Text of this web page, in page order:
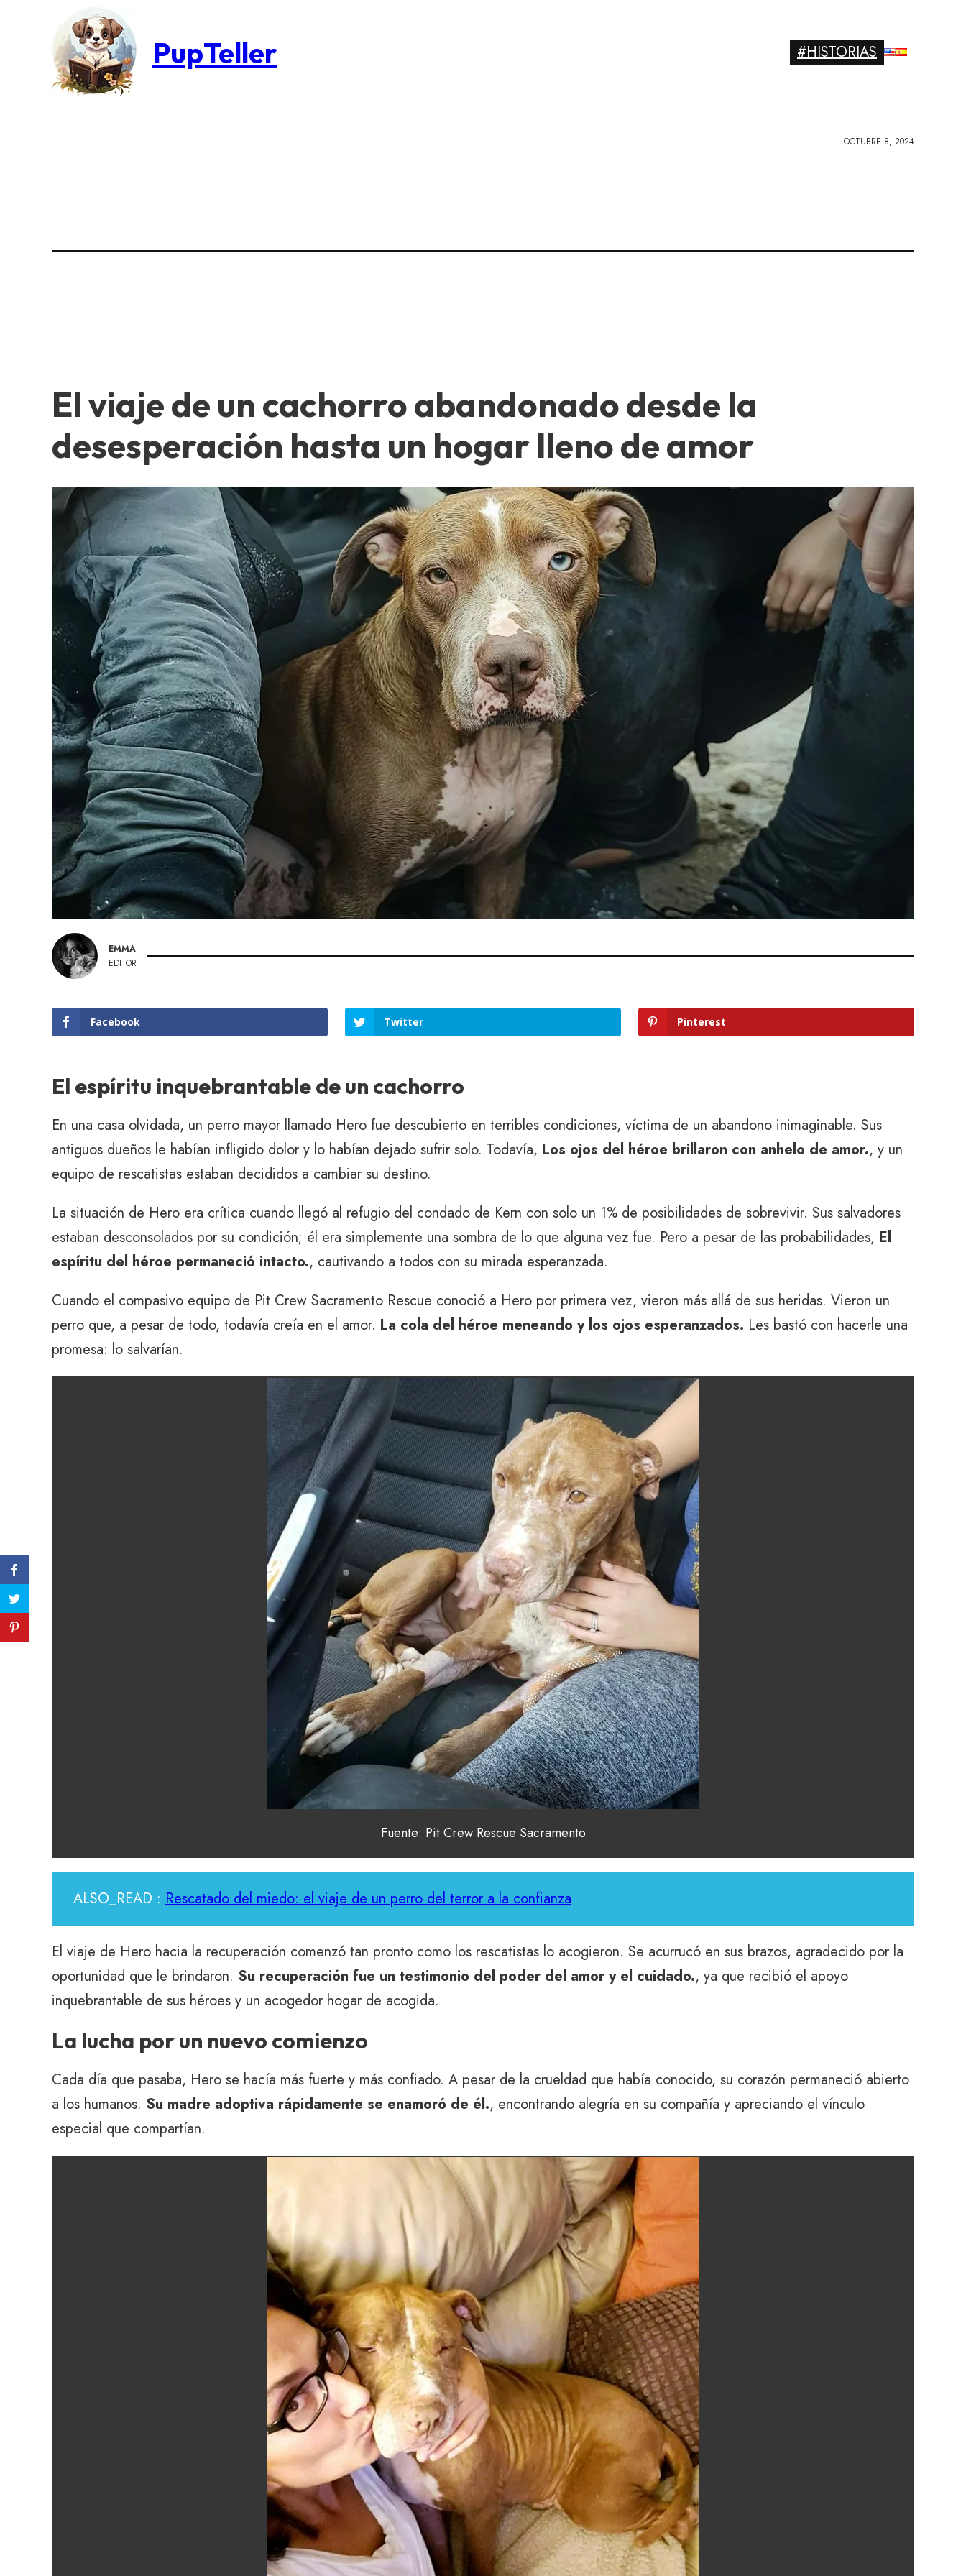
PupTeller #HISTORIAS
OCTUBRE 8, 2024
El viaje de un cachorro abandonado desde la
desesperación hasta un hogar lleno de amor
EMMA
EDITOR
Facebook Twitter Pinterest
El espíritu inquebrantable de un cachorro
En una casa olvidada, un perro mayor llamado Hero fue descubierto en terribles condiciones, víctima de un abandono inimaginable. Sus
antiguos dueños le habían infligido dolor y lo habían dejado sufrir solo. Todavía, Los ojos del héroe brillaron con anhelo de amor., y un
equipo de rescatistas estaban decididos a cambiar su destino.
La situación de Hero era crítica cuando llegó al refugio del condado de Kern con solo un 1% de posibilidades de sobrevivir. Sus salvadores
estaban desconsolados por su condición; él era simplemente una sombra de lo que alguna vez fue. Pero a pesar de las probabilidades, El
espíritu del héroe permaneció intacto., cautivando a todos con su mirada esperanzada.
Cuando el compasivo equipo de Pit Crew Sacramento Rescue conoció a Hero por primera vez, vieron más allá de sus heridas. Vieron un
perro que, a pesar de todo, todavía creía en el amor. La cola del héroe meneando y los ojos esperanzados. Les bastó con hacerle una
promesa: lo salvarían.
Fuente: Pit Crew Rescue Sacramento
ALSO_READ : Rescatado del miedo: el viaje de un perro del terror a la confianza
El viaje de Hero hacia la recuperación comenzó tan pronto como los rescatistas lo acogieron. Se acurrucó en sus brazos, agradecido por la
oportunidad que le brindaron. Su recuperación fue un testimonio del poder del amor y el cuidado., ya que recibió el apoyo
inquebrantable de sus héroes y un acogedor hogar de acogida.
La lucha por un nuevo comienzo
Cada día que pasaba, Hero se hacía más fuerte y más confiado. A pesar de la crueldad que había conocido, su corazón permaneció abierto
a los humanos. Su madre adoptiva rápidamente se enamoró de él., encontrando alegría en su compañía y apreciando el vínculo
especial que compartían.